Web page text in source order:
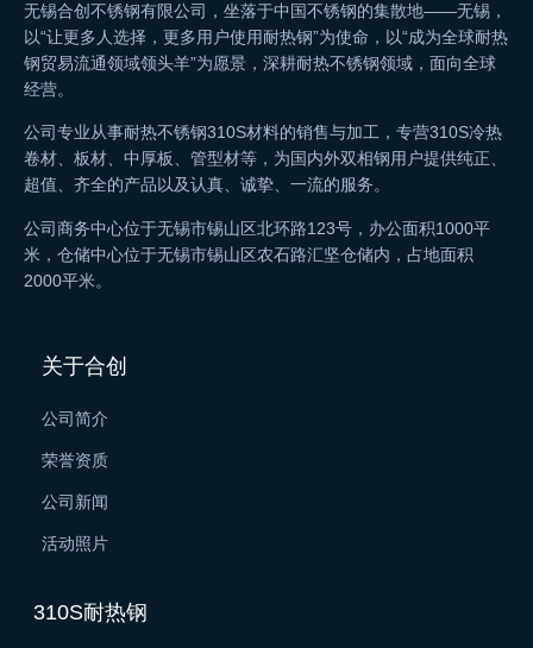
无锡合创不锈钢有限公司，坐落于中国不锈钢的集散地——无锡，
以“让更多人选择，更多用户使用耐热钢”为使命，以“成为全球耐热
钢贸易流通领域领头羊”为愿景，深耕耐热不锈钢领域，面向全球
经营。
公司专业从事耐热不锈钢310S材料的销售与加工，专营310S冷热
卷材、板材、中厚板、管型材等，为国内外双相钢用户提供纯正、
超值、齐全的产品以及认真、诚挚、一流的服务。
公司商务中心位于无锡市锡山区北环路123号，办公面积1000平
米，仓储中心位于无锡市锡山区农石路汇坚仓储内，占地面积
2000平米。
关于合创
公司简介
荣誉资质
公司新闻
活动照片
310S耐热钢